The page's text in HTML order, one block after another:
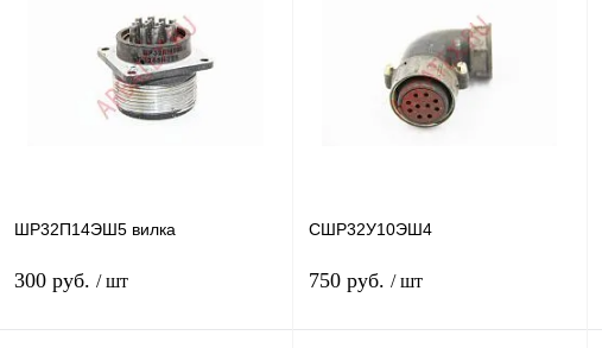
Купить в 1 клик Сравнение
В избранное
наличии
Сравнение
В избранное
наличии
ШР32П14ЭШ5 вилка
300 руб. / шт
СШР32У10ЭШ4
750 руб. / шт